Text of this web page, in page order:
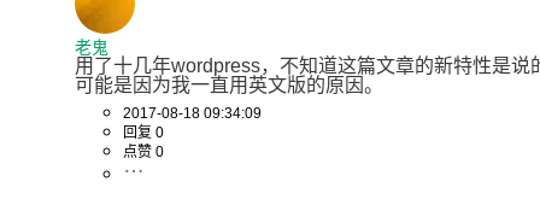
老鬼
用了十几年wordpress，不知道这篇文章的新特性是说
可能是因为我一直用英文版的原因。
2017-08-18 09:34:09
回复 0
点赞 0